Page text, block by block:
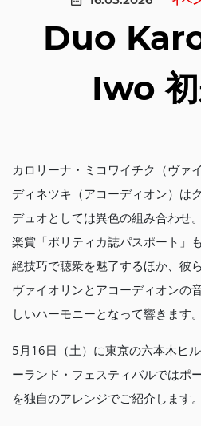
Duo
Iwo
カロリーナ・ミコワイチク（ヴァ
ディネツキ（アコーディオン）は
デュオとしては異色の組み合わせ
楽賞「ポリティカ誌パスポート」
絶技巧で聴衆を魅了するほか、彼
ヴァイオリンとアコーディオンの
しいハーモニーとなって響きます。
5月16日（土）に東京の六本木ヒ
ーランド・フェスティバルではポ
を独自のアレンジでご紹介します